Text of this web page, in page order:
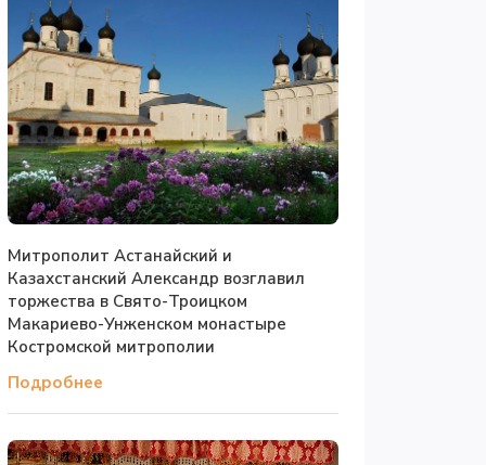
Митрополит Астанайский и
Казахстанский Александр возглавил
торжества в Свято-Троицком
Макариево-Унженском монастыре
Костромской митрополии
Подробнее